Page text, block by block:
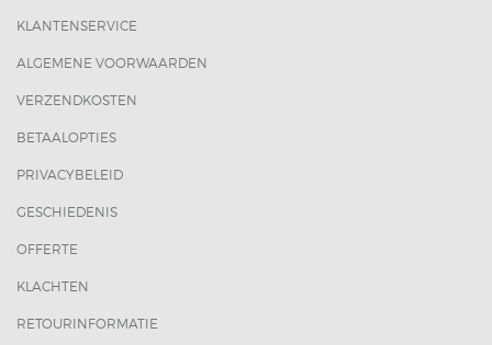
KLANTENSERVICE
ALGEMENE VOORWAARDEN
VERZENDKOSTEN
BETAALOPTIES
PRIVACYBELEID
GESCHIEDENIS
OFFERTE
KLACHTEN
RETOURINFORMATIE